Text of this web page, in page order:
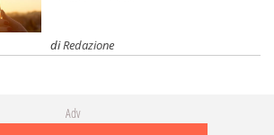
diRedazione
Adv